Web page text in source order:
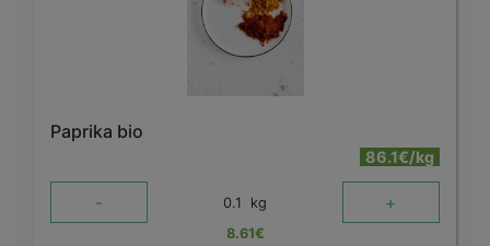
Paprika bio
86.1€/kg
- 0.1 kg +
8.61€